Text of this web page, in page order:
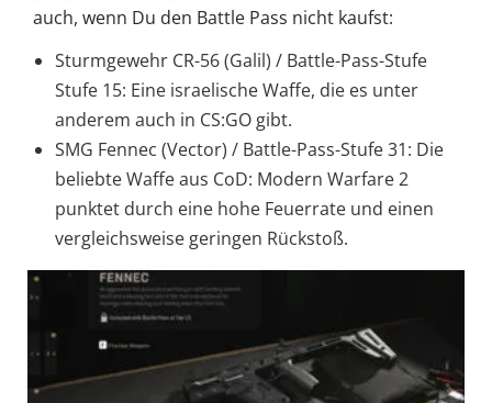
auch, wenn Du den Battle Pass nicht kaufst:
Sturmgewehr CR-56 (Galil) / Battle-Pass-Stufe
Stufe 15: Eine israelische Waffe, die es unter
anderem auch in CS:GO gibt.
SMG Fennec (Vector) / Battle-Pass-Stufe 31: Die
beliebte Waffe aus CoD: Modern Warfare 2
punktet durch eine hohe Feuerrate und einen
vergleichsweise geringen Rückstoß.